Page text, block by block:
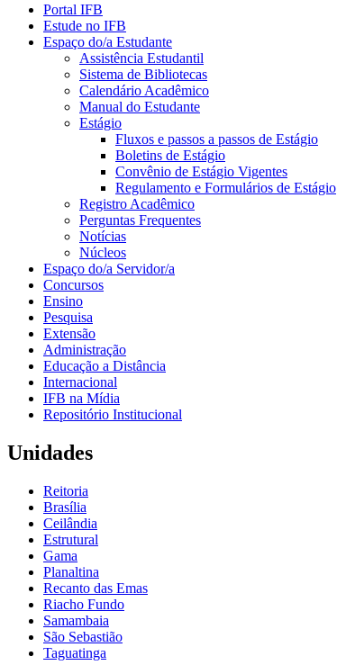
Portal IFB
Estude no IFB
Espaço do/a Estudante
Assistência Estudantil
Sistema de Bibliotecas
Calendário Acadêmico
Manual do Estudante
Estágio
Fluxos e passos a passos de Estágio
Boletins de Estágio
Convênio de Estágio Vigentes
Regulamento e Formulários de Estágio
Registro Acadêmico
Perguntas Frequentes
Notícias
Núcleos
Espaço do/a Servidor/a
Concursos
Ensino
Pesquisa
Extensão
Administração
Educação a Distância
Internacional
IFB na Mídia
Repositório Institucional
Unidades
Reitoria
Brasília
Ceilândia
Estrutural
Gama
Planaltina
Recanto das Emas
Riacho Fundo
Samambaia
São Sebastião
Taguatinga